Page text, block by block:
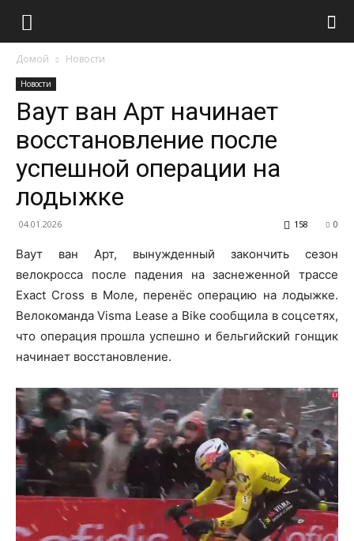
Домой Новости
Новости
Ваут ван Арт начинает
восстановление после
успешной операции на
лодыжке
04.01.2026 0
158
Ваут ван Арт, вынужденный закончить сезон
велокросса после падения на заснеженной трассе
Exact Cross в Моле, перенёс операцию на лодыжке.
Велокоманда Visma Lease a Bike сообщила в соцсетях,
что операция прошла успешно и бельгийский гонщик
начинает восстановление.